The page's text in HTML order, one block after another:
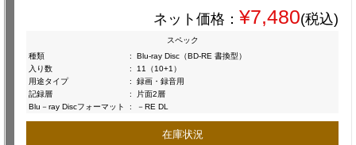
ネット価格： ¥7,480(税込)
スペック
種類
:
Blu-ray Disc（BD-RE 書換型）
入り数
:
11（10+1）
用途タイプ
:
録画・録音用
記録層
:
片面2層
Blu－ray Discフォーマット
: －RE DL
在庫状況